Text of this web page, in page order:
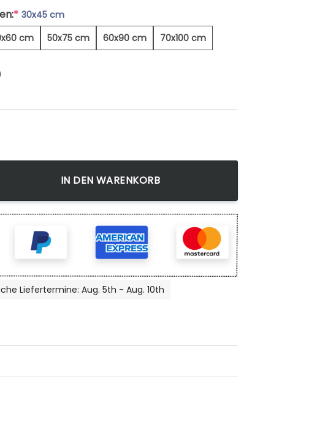
* 30x45 cm
cm 50x75 cm 60x90 cm 70x100 cm
Winter - Leinwandbild Menge
IN DEN WARENKORB
Liefertermine: Aug. 5th - Aug. 10th